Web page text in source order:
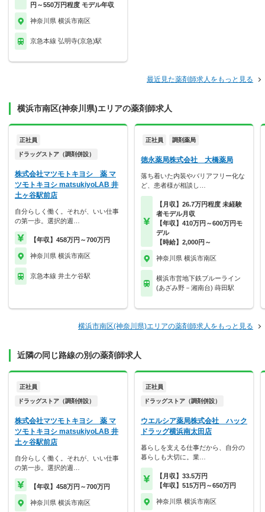
円～550万円程度 モデル年収
神奈川県 横浜市南区
京急本線 弘明寺(京急)駅
最近見た薬剤師求人をもっと見る
横浜市南区(神奈川県)エリアの薬剤師求人
正社員
ドラッグストア（調剤併設）
株式会社マツモトキヨシ 薬 マ
ツモトキヨシ matsukiyoLAB 井
土ヶ谷駅前店
自分らしく働く。それが、いい仕事
の第一歩。選択的週…
【年収】458万円～700万円
神奈川県 横浜市南区
京急本線 井土ケ谷駅
正社員 調剤薬局
徳永薬局株式会社 大橋薬局
落ち着いた内装やバリアフリー化な
ど、患者様が相談し…
【月収】26.7万円程度 未経験
者モデル月収
【年収】410万円～600万円モ
デル
【時給】2,000円～
神奈川県 横浜市南区
横浜市営地下鉄ブルーライン
(あざみ野－湘南台) 蒔田駅
横浜市南区(神奈川県)エリアの薬剤師求人をもっと見る
近隣の同じ路線の別の薬剤師求人
正社員
ドラッグストア（調剤併設）
株式会社マツモトキヨシ 薬 マ
ツモトキヨシ matsukiyoLAB 井
土ヶ谷駅前店
自分らしく働く。それが、いい仕事
の第一歩。選択的週…
【年収】458万円～700万円
神奈川県 横浜市南区
正社員
ドラッグストア（調剤併設）
ウエルシア薬局株式会社 ハック
ドラッグ横浜南太田店
暮らしを支える仕事だから、自分の
暮らしも大切に。業…
【月収】33.5万円
【年収】515万円～650万円
神奈川県 横浜市南区